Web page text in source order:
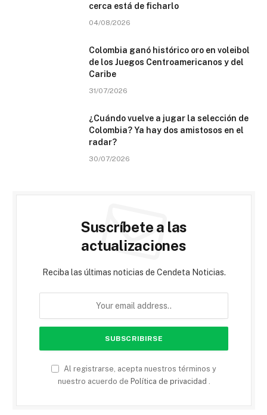
cerca está de ficharlo
04/08/2026
Colombia ganó histórico oro en voleibol
de los Juegos Centroamericanos y del
Caribe
31/07/2026
¿Cuándo vuelve a jugar la selección de
Colombia? Ya hay dos amistosos en el
radar?
30/07/2026
Suscríbete a las
actualizaciones
Reciba las últimas noticias de Cendeta Noticias.
Al registrarse, acepta nuestros términos y
nuestro acuerdo de Política de privacidad